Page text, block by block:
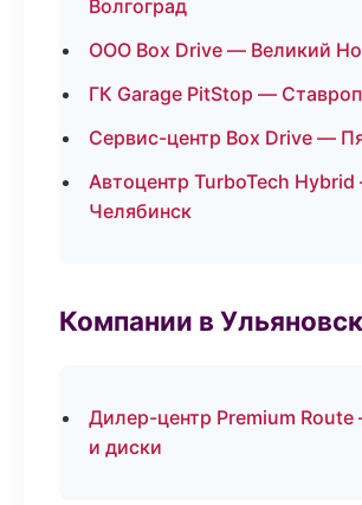
Волгоград
ООО Box Drive — Великий
ГК Garage PitStop —
Сервис-центр Box Drive —
Автоцентр TurboTech
Челябинск
Компании в Ульяновск
Дилер-центр Premium
и диски